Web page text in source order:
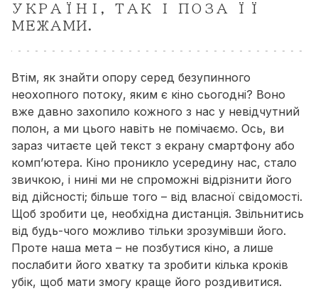
УКРАЇНІ, ТАК І ПОЗА ЇЇ
МЕЖАМИ.
Втім, як знайти опору серед безупинного
неохопного потоку, яким є кіно сьогодні? Воно
вже давно захопило кожного з нас у невідчутний
полон, а ми цього навіть не помічаємо. Ось, ви
зараз читаєте цей текст з екрану смартфону або
компʼютера. Кіно проникло усередину нас, стало
звичкою, і нині ми не спроможні відрізнити його
від дійсності; більше того – від власної свідомості.
Щоб зробити це, необхідна дистанція. Звільнитись
від будь-чого можливо тільки зрозумівши його.
Проте наша мета – не позбутися кіно, а лише
послабити його хватку та зробити кілька кроків
убік, щоб мати змогу краще його роздивитися.